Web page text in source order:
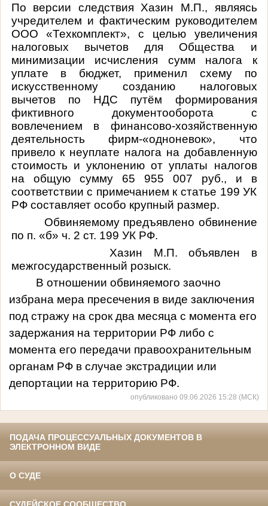
По версии следствия Хазин М.П., являясь
учредителем и фактическим руководителем
ООО «Техкомплект», с целью увеличения
налоговых вычетов для Общества и
минимизации исчисления сумм налога к
уплате в бюджет, применил схему по
искусственному созданию налоговых
вычетов по НДС путём формирования
фиктивного документооборота с
вовлечением в финансово-хозяйственную
деятельность фирм-«одноневок», что
привело к неуплате налога на добавленную
стоимость и уклонению от уплаты налогов
на общую сумму 65 955 007 руб., и в
соответствии с примечанием к статье 199 УК
РФ составляет особо крупный размер.
Обвиняемому предъявлено обвинение
по п. «б» ч. 2 ст. 199 УК РФ.
Хазин М.П. объявлен в
межгосударственный розыск.
В отношении обвиняемого заочно
избрана мера пресечения в виде заключения
под стражу на срок два месяца с момента его
задержания на территории РФ либо с
момента его передачи правоохранительным
органам РФ в случае экстрадиции или
депортации на территорию РФ.
опубликовано 09.06.2026 15:28 (МСК)
ПОДАЧА ПРОЦЕССУАЛЬНЫХ ДОКУМЕНТОВ В
ЭЛЕКТРОННОМ ВИДЕ
О СУДЕ